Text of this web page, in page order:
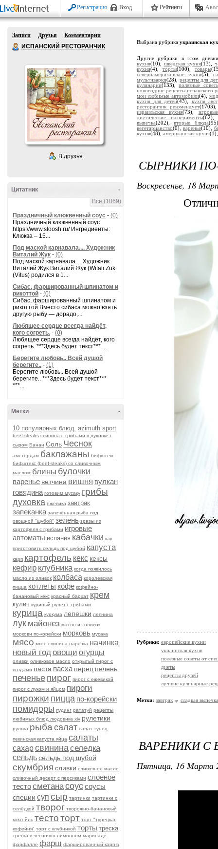
Регистрация Вход Рейтинги
Записи Друзья
Комментарии
ИСПАНСКИЙ РЕСТОРАНЧИК
В друзья
-
Цитатник
Все (1069)
Праздничный клюквенный соус - (0)
Праздничный клюквенный соус
https://www.sloosh.ru/ Ингредиенты:
Клюква – 15...
Под маской карнавала.... Художник
Виталий Жук - (0)
Под маской карнавала.... Художник
Виталий Жук Виталий Жук (Witali Żuk
(Vitus) родился в 1...
Сибас, фаршированный шпинатом и
рикоттой - (0)
Сибас, фаршированный шпинатом и
рикоттой Вместо сибаса можно взять
другую рыбу — дорадо,...
Любящее сердце всегда найдёт,
кого согреть. - (0)
Любящее сердце всегда найдёт, кого
согреть. ***Здесь будет текст*** ...
Берегите любовь.. Всей душой
берегите.. - (1)
Берегите любовь.. Всей душой
берегите.. ***Здесь будет текст***
***...
-
Метки
10 популярных блюд. azimuth sport
beef-stеаks cвинина с грибами в духовке с
сыром Банан Соль Чеснок
амстердам баклажаны бифштекс
бифштекс (beef-stеаks) со сливочным
маслом блины булочки
варенье ветчина вишня вулкан
говядина готовим мусаку грибы
духовка ежевика завтрак
запеканка запечённая рыба под
овощной "шубой" зелень зразы из
картофеля с грибами игровые
автоматы испания кабачки как
приготовить сельдь под шубой капуста
карп картофель кекс кексы
кефир клубника когда появилось
масло из оливок колбаса королевская
пицца котлеты кофе кофейно-
банановый кекс красный бархат крем
кулич куриный рулет с грибами
курица куркума лепешки лепнина
лук майонез масло из оливок
моркови по-корейски морковь мусака
мясо мясо свинина нарезка начинка
новый годовощи огурцы
оливки оливковое масло открытый пирог с
ягодами паста пасха перец печень
печенье пирог пирог с ежевикой
пирог с луком и яйцом пироги
пирожки пицца по-корейски
помидоры пудинг рататуй рецепты
любимых блюд людовика xiv рулетики
рулька рыба салат салат тунец
пекинская капуста яйца салаты
сахарсвининаселедка
сельдьсельдь под шубой
скумбрия сливки сливочное масло
сливочный десерт с персиками слоеное
тестосметанасоуссоусы
специи суп сыр тартинки тартинки с
селёдкой творог творожно-банановый
коктейль тестоторт торт "турецкая
кофейня" торт с клубникой торты треска
треска в чесночно-лимонном маринаде
фарфалле фарш фаршированный карп в
Выбрана рубрика украинская
Другие рубрики в этом
кухня(10), шведская кухня(13),
кухня(4), торты(100), товары
североамериканские кухни(5),
мультиварки(28), рецепты для
кулинарии(133),полезные
новогодние рецепты испанского
мои любимые автомобили(4),
кухня для детей(43), кухня
ресторанчик рекомендует
израильская кухня(73),
диетические эксперименты(62),
выпечка(202),вторые блюда
вегетарианство(0), варенье(10),
кухня(48), американская кухня
СЫРНИКИ
Воскресенье, 18
Рубрики: европейские кухни
украинская кухня
полезные советы от
диеты
рецепты друзей
лучшие кулинарные
Метки: завтрак сладкая выпечка
ВАРЕНИКИ С
Пятница, 16 Марта